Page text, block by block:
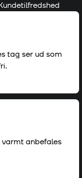
tag ser ud som
anbefales